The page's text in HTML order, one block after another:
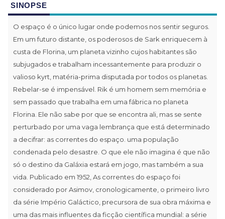
SINOPSE
O espaço é o único lugar onde podemos nos sentir seguros.
Em um futuro distante, os poderosos de Sark enriquecem à
custa de Florina, um planeta vizinho cujos habitantes são
subjugados e trabalham incessantemente para produzir o
valioso kyrt, matéria-prima disputada por todos os planetas.
Rebelar-se é impensável. Rik é um homem sem memória e
sem passado que trabalha em uma fábrica no planeta
Florina. Ele não sabe por que se encontra ali, mas se sente
perturbado por uma vaga lembrança que está determinado
a decifrar: as correntes do espaço. uma população
condenada pelo desastre. O que ele não imagina é que não
só o destino da Galáxia estará em jogo, mas também a sua
vida. Publicado em 1952, As correntes do espaço foi
considerado por Asimov, cronologicamente, o primeiro livro
da série Império Galáctico, precursora de sua obra máxima e
uma das mais influentes da ficção científica mundial: a série